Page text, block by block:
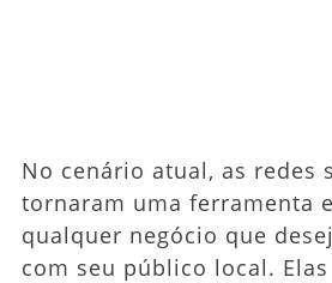
No cenário atual, as redes
tornaram uma ferramenta
qualquer negócio que
com seu público local.